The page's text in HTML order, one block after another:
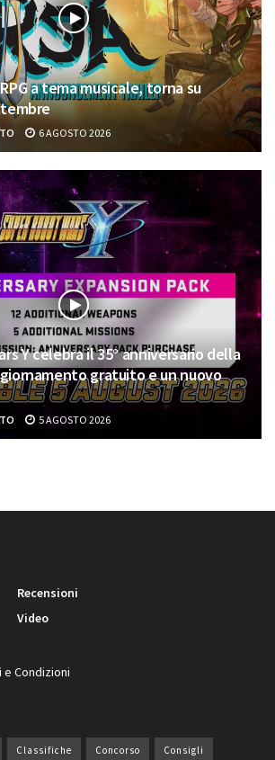
a tema musicale, torna su
6 AGOSTO 2026
Y celebra il 35° anniversario della
gratuito e un nuovo
5 AGOSTO 2026
Recensioni
Video
e Condizioni
Classifiche Concorso Consigli